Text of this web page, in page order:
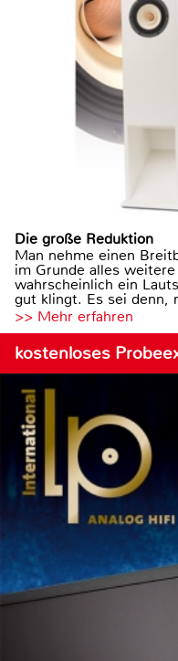
Die große Reduktion
Man nehme einen
im Grunde alles
wahrscheinlich ein
gut klingt. Es sei denn,
>> Mehr erfahren
kostenloses